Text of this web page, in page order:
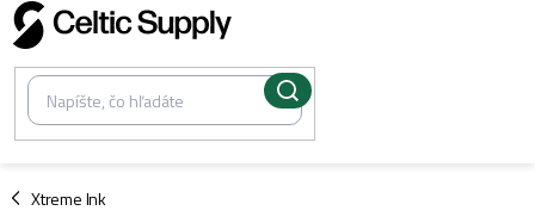
Prejsť
na
obsah
Xtreme Ink
/